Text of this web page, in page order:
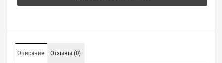
Описание Отзывы (0)